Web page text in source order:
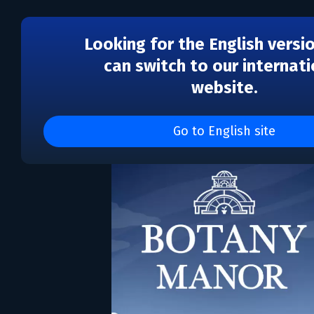
Looking for the English
can switch to our
website.
Go to English site
Botany Manor